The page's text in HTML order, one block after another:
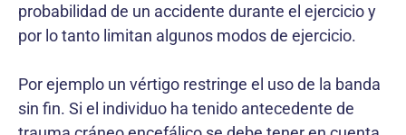
probabilidad de un accidente durante el ejercicio y
por lo tanto limitan algunos modos de ejercicio.
Por ejemplo un vértigo restringe el uso de la banda
sin fin. Si el individuo ha tenido antecedente de